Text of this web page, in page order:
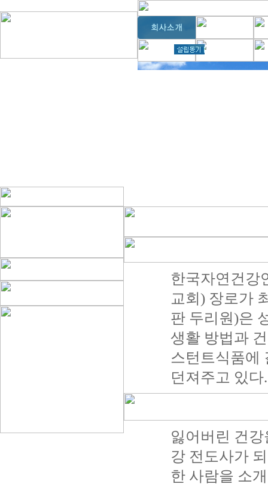
한국자연건강
교회) 장로가
판 두리원)은
생활 방법과
스턴트식품에
던져주고 있다.
잃어버린 건
강 전도사가
한 사람을 소